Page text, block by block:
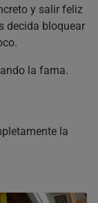
y salir feliz
decida bloquear
la fama.
la